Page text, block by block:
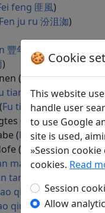
feng 匪風)
Fen ju ru 汾沮洳)
豐年
)
(Fou yi 芣苢)
tian fu tian" 甫田 "無
Fu tian "Wu tian fu
(
Fu tian "Zhuo bi
(Fu yi 鳧鷖)
( Fu you 蜉蝣 )
mao 干旄)
tang 甘棠
qiu bao qu" 羔裘 "羔
qiu "Gao qiu ru ru"
🍪 Cookie
This website
handle user
to use Google
site is used,
»Session
cookies. Read
Session
Allow